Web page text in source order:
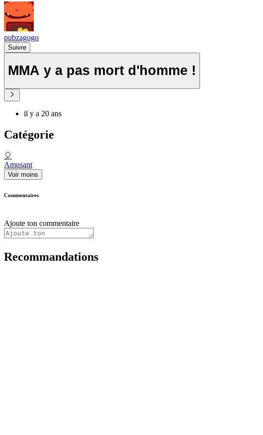
pubzagogo
Suivre
MMA y a pas mort d'homme !
il y a 20 ans
Catégorie
🎈
Amusant
Voir moins
Commentaires
Ajoute ton commentaire
Recommandations